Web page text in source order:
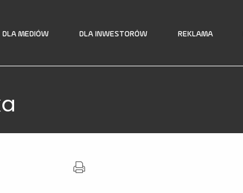
DLA MEDIÓW DLA INWESTORÓW REKLAMA